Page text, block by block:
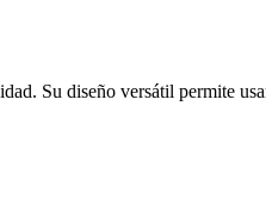
Su diseño versátil permite